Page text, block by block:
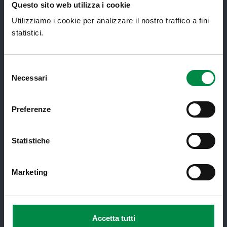
Questo sito web utilizza i cookie
Utilizziamo i cookie per analizzare il nostro traffico a fini
statistici.
delNecessari
Preferenze
Statistiche
Marketing
Accetta tutti
Recapiti e contatti
- 40026 Imola
90000900374 - Partita IVA 00705271203
Assistenza sanitaria all'estero -
Assistenza sanitaria transfrontaliera
Consultorio Familiare